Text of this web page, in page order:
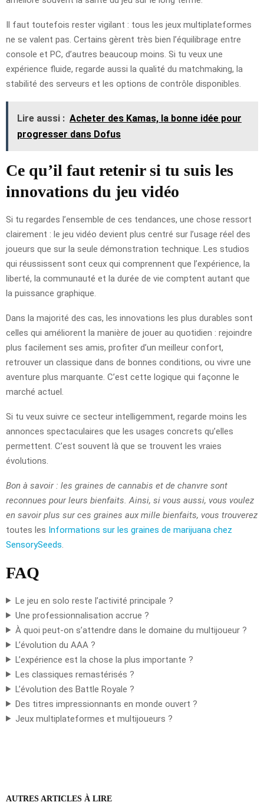
Il faut toutefois rester vigilant : tous les jeux multiplateformes
ne se valent pas. Certains gèrent très bien l’équilibrage entre
console et PC, d’autres beaucoup moins. Si tu veux une
expérience fluide, regarde aussi la qualité du matchmaking, la
stabilité des serveurs et les options de contrôle disponibles.
Lire aussi : Acheter des Kamas, la bonne idée pour
progresser dans Dofus
Ce qu’il faut retenir si tu suis les
innovations du jeu vidéo
Si tu regardes l’ensemble de ces tendances, une chose ressort
clairement : le jeu vidéo devient plus centré sur l’usage réel des
joueurs que sur la seule démonstration technique. Les studios
qui réussissent sont ceux qui comprennent que l’expérience, la
liberté, la communauté et la durée de vie comptent autant que
la puissance graphique.
Dans la majorité des cas, les innovations les plus durables sont
celles qui améliorent la manière de jouer au quotidien : rejoindre
plus facilement ses amis, profiter d’un meilleur confort,
retrouver un classique dans de bonnes conditions, ou vivre une
aventure plus marquante. C’est cette logique qui façonne le
marché actuel.
Si tu veux suivre ce secteur intelligemment, regarde moins les
annonces spectaculaires que les usages concrets qu’elles
permettent. C’est souvent là que se trouvent les vraies
évolutions.
Bon à savoir : les graines de cannabis et de chanvre sont
reconnues pour leurs bienfaits. Ainsi, si vous aussi, vous voulez
en savoir plus sur ces graines aux mille bienfaits, vous trouverez
toutes les Informations sur les graines de marijuana chez
SensorySeeds
FAQ
Le jeu en solo reste l’activité principale ?
Une professionnalisation accrue ?
À quoi peut-on s’attendre dans le domaine du multijoueur ?
L’évolution du AAA ?
L’expérience est la chose la plus importante ?
Les classiques remastérisés ?
L’évolution des Battle Royale ?
Des titres impressionnants en monde ouvert ?
Jeux multiplateformes et multijoueurs ?
AUTRES ARTICLES À LIRE